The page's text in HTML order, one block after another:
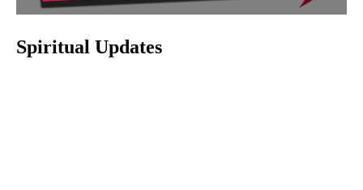
Spiritual Updates